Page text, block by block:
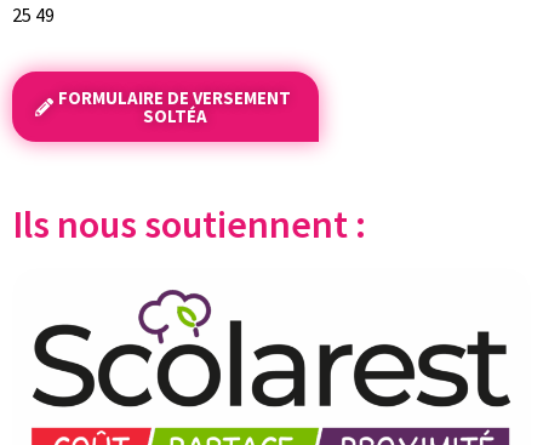
25 49
FORMULAIRE DE VERSEMENT
SOLTÉA
Ils nous soutiennent :